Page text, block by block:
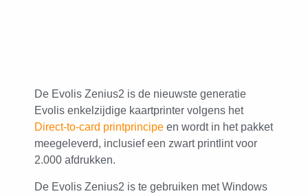
De Evolis Zenius2 is de nieuwste generatie
Evolis enkelzijdige kaartprinter volgens het
Direct-to-card printprincipe en wordt in het pakket
meegeleverd, inclusief een zwart printlint voor
2.000 afdrukken.
De Evolis Zenius2 is te gebruiken met Windows